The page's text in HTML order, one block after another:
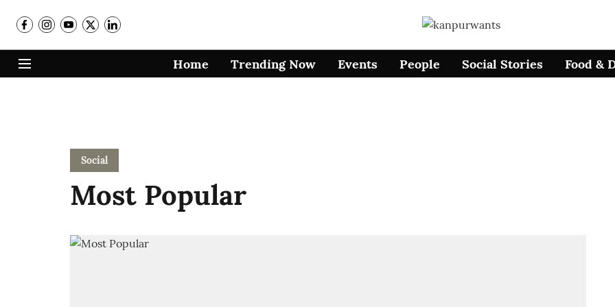
Home Trending Now Events People Social Stories Food &
Social
Most Popular